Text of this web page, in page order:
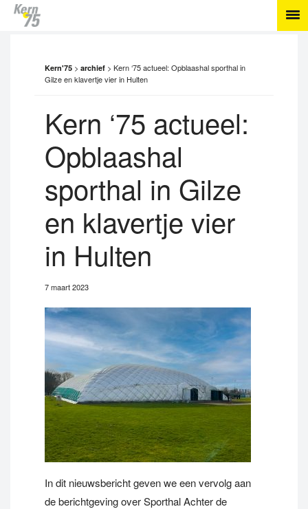
Kern'75 > archief > Kern ‘75 actueel: Opblaashal sporthal in
Gilze en klavertje vier in Hulten
Kern ‘75 actueel:
Opblaashal
sporthal in Gilze
en klavertje vier
in Hulten
7 maart 2023
In dit nieuwsbericht geven we een vervolg aan
de berichtgeving over Sporthal Achter de